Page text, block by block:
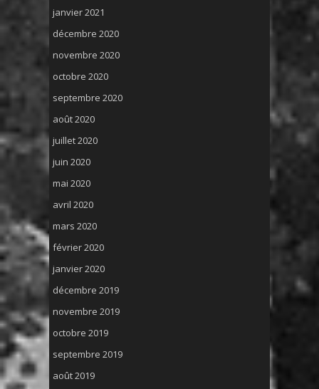
janvier 2021
décembre 2020
novembre 2020
octobre 2020
septembre 2020
août 2020
juillet 2020
juin 2020
mai 2020
avril 2020
mars 2020
février 2020
janvier 2020
décembre 2019
novembre 2019
octobre 2019
septembre 2019
août 2019